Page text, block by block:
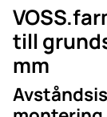
till
mm